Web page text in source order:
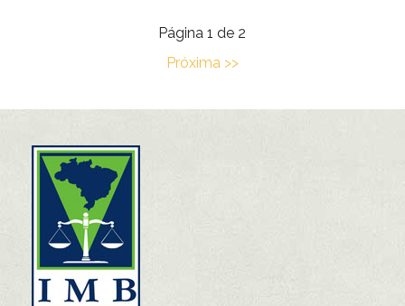
Página 1 de 2
Próxima >>